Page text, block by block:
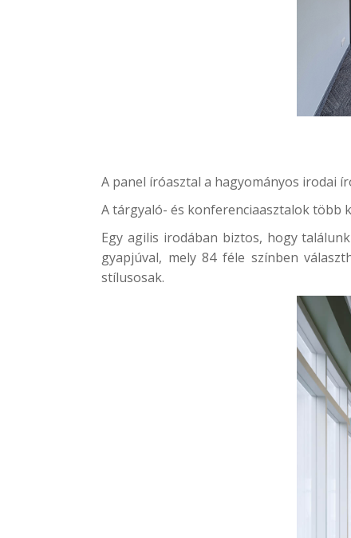
A panel íróasztal a hagyományos irodai
A tárgyaló- és konferenciaasztalok több
Egy agilis irodában biztos, hogy találunk
gyapjúval, mely 84 féle színben
stílusosak.